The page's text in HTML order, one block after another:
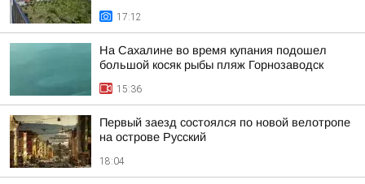
17:12
На Сахалине во время купания подошел
большой косяк рыбы пляж Горнозаводск
15:36
Первый заезд состоялся по новой велотропе
на острове Русский
18:04